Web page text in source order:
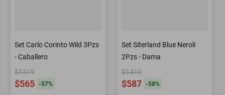
Set Carlo Corinto Wild 3Pzs
- Caballero
$1319
$565 -57%
Set Siterland Blue Neroli
2Pzs - Dama
$1419
$587 -58%